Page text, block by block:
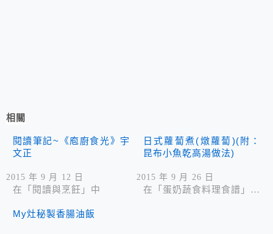
相關
閱讀筆記~《庖廚食光》宇
文正
2015 年 9 月 12 日
在「閱讀與烹飪」中
日式蘿蔔煮(燉蘿蔔)(附：
昆布小魚乾高湯做法)
2015 年 9 月 26 日
在「蛋奶蔬食料理食譜」中
My灶秘製香腸油飯